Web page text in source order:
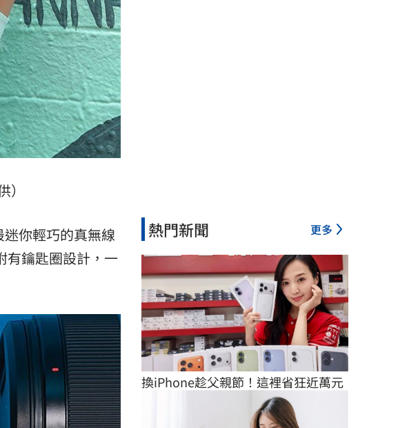
你輕巧的真無線
有鑰匙圈設計，一
熱門新聞 更多
換iPhone趁父親節！這裡省狂近萬元